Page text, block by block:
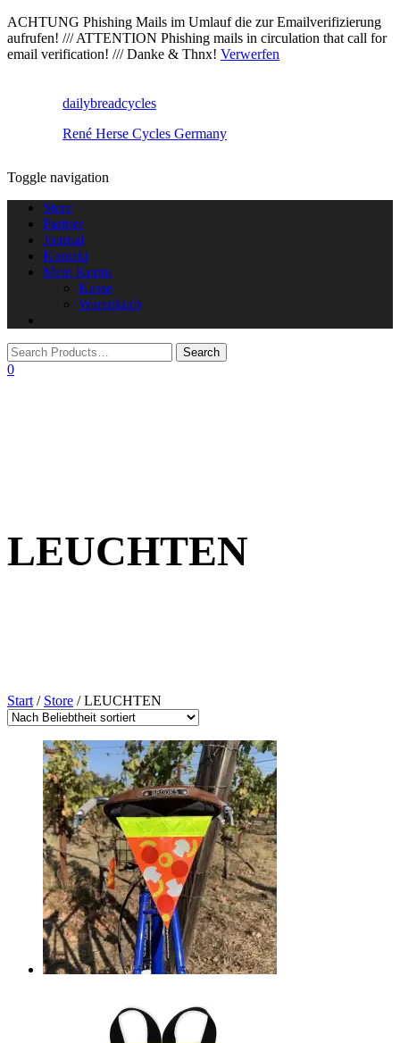
ACHTUNG Phishing Mails im Umlauf die zur Emailverifizierung
aufrufen! /// ATTENTION Phishing mails in circulation that call for
email verification! /// Danke & Thnx! Verwerfen
dailybreadcycles
René Herse Cycles Germany
Toggle navigation
Store
Partner
Journal
Kontakt
Mein Konto
Kasse
Warenkorb
0
LEUCHTEN
Start / Store / LEUCHTEN